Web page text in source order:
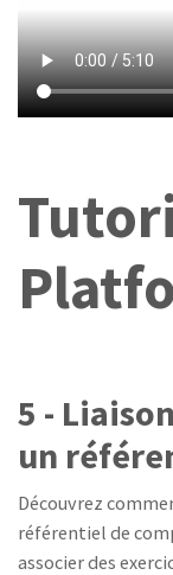
5 -
un
Découvrez
référentiel de
associer des